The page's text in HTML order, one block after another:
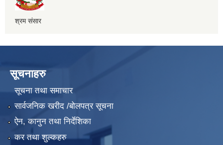
श्रम संसार
सूचनाहरु
सूचना तथा समाचार
सार्वजनिक खरीद /बोलपत्र सूचना
ऐन, कानुन तथा निर्देशिका
कर तथा शुल्कहरु